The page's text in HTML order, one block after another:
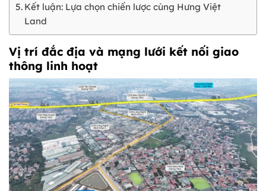
Kết luận: Lựa chọn chiến lược cùng Hưng Việt
Land
Vị trí đắc địa và mạng lưới kết nối giao
thông linh hoạt